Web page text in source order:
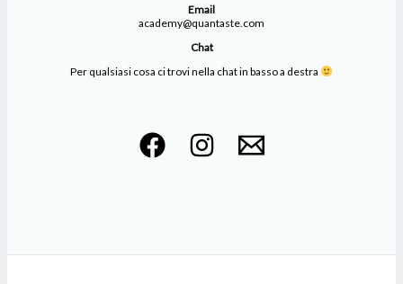
Email
academy@quantaste.com
Chat
Per qualsiasi cosa ci trovi nella chat in basso a destra